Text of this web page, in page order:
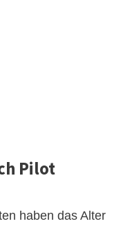
Pilot
haben das Alter